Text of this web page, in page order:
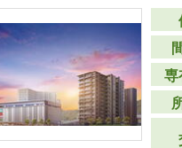
専